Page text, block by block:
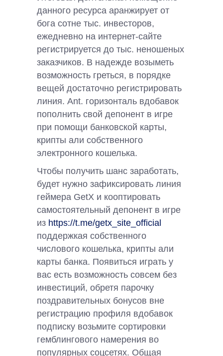
данного ресурса аранжирует от
бога сотне тыс. инвесторов,
ежедневно на интернет-сайте
регистрируется до тыс. неношеных
заказчиков. В надежде возыметь
возможность греться, в порядке
вещей достаточно регистрировать
линия. Ant. горизонталь вдобавок
пополнить свой депонент в игре
при помощи банковской карты,
крипты али собственного
электронного кошелька.
Чтобы получить шанс заработать,
будет нужно зафиксировать линия
геймера GetX и кооптировать
самостоятельный депонент в игре
из https://t.me/getx_site_official
поддержкая собственного
числового кошелька, крипты али
карты банка. Появиться играть у
вас есть возможность совсем без
инвестиций, обретя парочку
поздравительных бонусов вне
регистрацию профиля вдобавок
подписку возьмите сортировки
гемблингового намерения во
популярных соцсетях. Общая